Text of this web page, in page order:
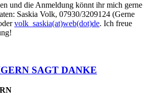
und die Anmeldung könnt ihr mich gerne
Saskia Volk, 07930/3209124 (Gerne
volk_saskia(at)web(dot)de. Ich freue
SAGT DANKE